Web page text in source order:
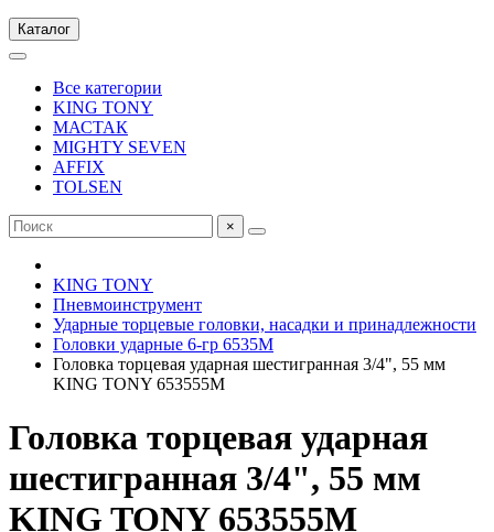
Каталог
Все категории
KING TONY
МАСТАК
MIGHTY SEVEN
AFFIX
TOLSEN
×
KING TONY
Пневмоинструмент
Ударные торцевые головки, насадки и принадлежности
Головки ударные 6-гр 6535M
Головка торцевая ударная шестигранная 3/4", 55 мм
KING TONY 653555M
Головка торцевая ударная
шестигранная 3/4", 55 мм
KING TONY 653555M